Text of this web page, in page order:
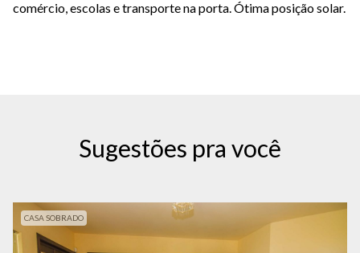
comércio, escolas e transporte na porta. Ótima posição solar.
Sugestões pra você
CASA SOBRADO